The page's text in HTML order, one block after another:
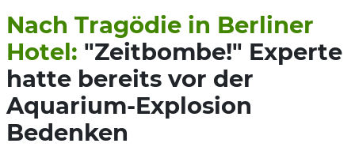
Nach Tragödie in Berliner
Hotel: "Zeitbombe!" Experte
hatte bereits vor der
Aquarium-Explosion
Bedenken